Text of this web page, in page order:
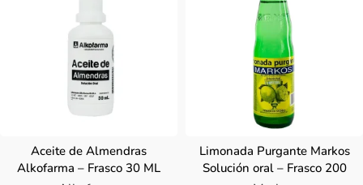
Aceite de Almendras
Alkofarma – Frasco 30 ML
Limonada Purgante Markos
Solución oral – Frasco 200